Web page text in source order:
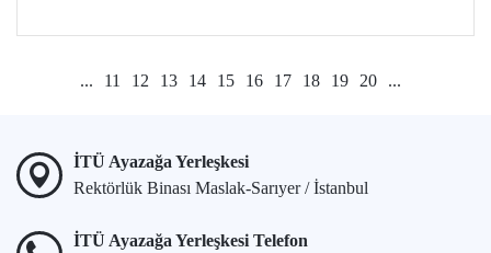
... 11 12 13 14 15 16 17 18 19 20 ...
İTÜ Ayazağa Yerleşkesi
Rektörlük Binası Maslak-Sarıyer / İstanbul
İTÜ Ayazağa Yerleşkesi Telefon